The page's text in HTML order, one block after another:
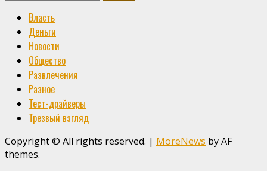
Власть
Деньги
Новости
Общество
Развлечения
Разное
Тест-драйверы
Трезвый взгляд
Copyright © All rights reserved. | MoreNews by AF
themes.